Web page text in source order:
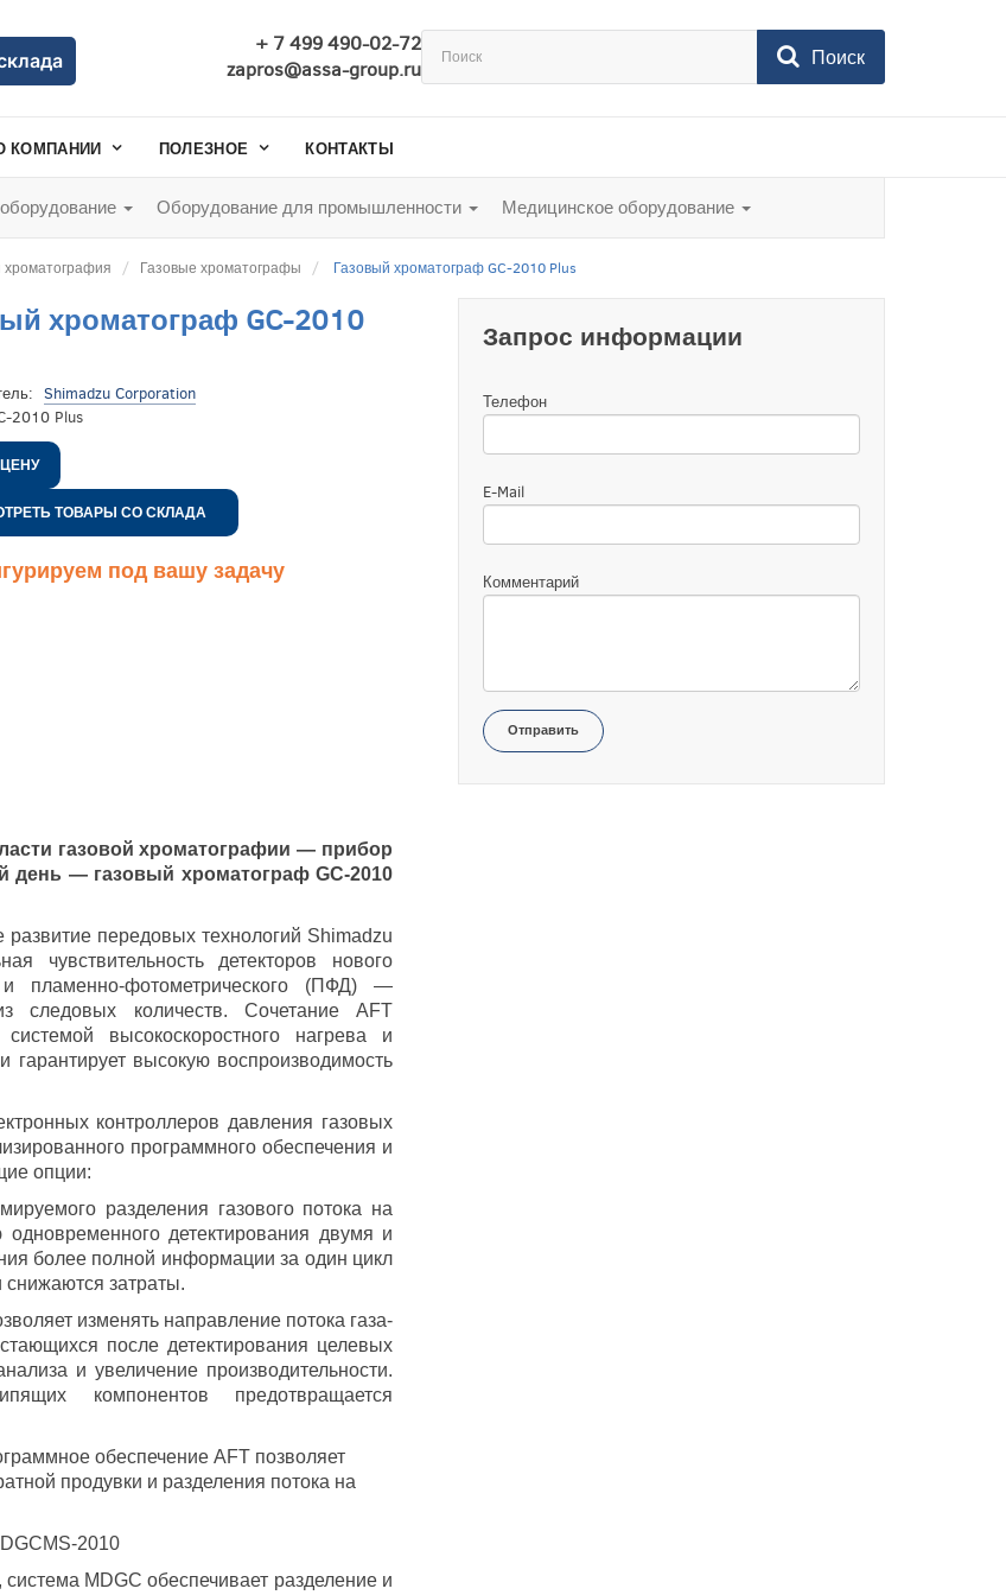
+ 7 499 490-02-72
zapros@assa-group.ru
Поиск
КОМПАНИИ ПОЛЕЗНОЕ КОНТАКТЫ
Оборудование для промышленности Медицинское оборудование
хроматография Газовые хроматографы Газовый хроматограф GC-2010 Plus
хроматограф GC-2010
Shimadzu Corporation
2010 Plus
ТОВАРЫ СО СКЛАДА
под вашу задачу
газовой хроматографии — прибор
— газовый хроматограф GC-2010
передовых технологий Shimadzu
чувствительность детекторов нового
пламенно-фотометрического (ПФД) —
следовых количеств. Сочетание AFТ
высокоскоростного нагрева и
высокую воспроизводимость
контроллеров давления газовых
программного обеспечения и
опции:
разделения газового потока на
детектирования двумя и
более полной информации за один цикл
затраты.
изменять направление потока газа-
после детектирования целевых
и увеличение производительности.
компонентов предотвращается
обеспечение AFT позволяет
продувки и разделения потока на
2010
MDGC обеспечивает разделение и
Запрос информации
Телефон
E-Mail
Комментарий
Отправить